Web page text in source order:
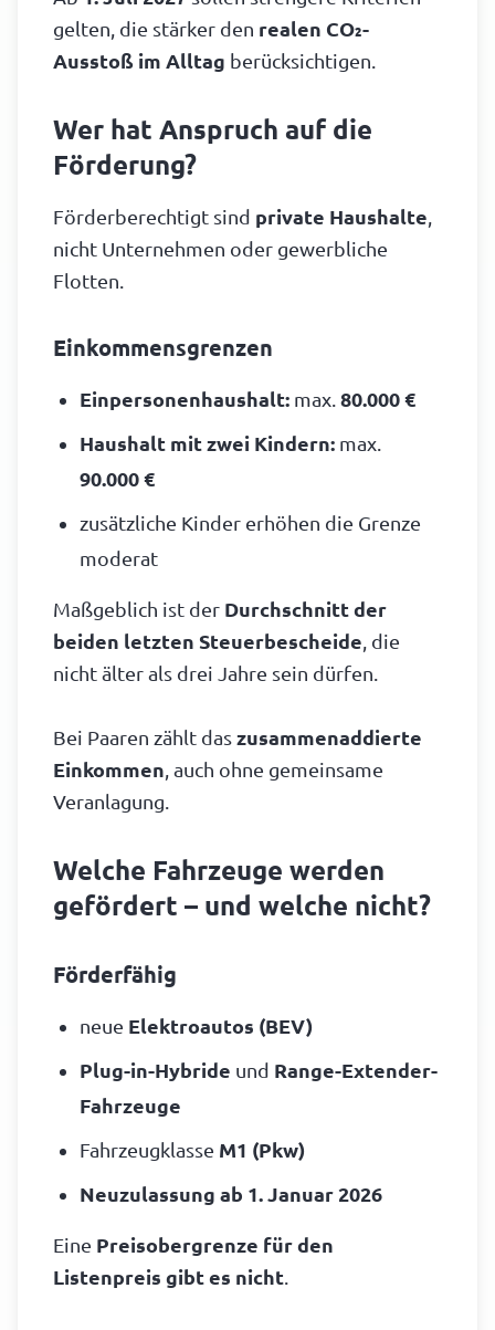
gelten, die stärker den realen CO₂-
Ausstoß im Alltag berücksichtigen.
Wer hat Anspruch auf die
Förderung?
Förderberechtigt sind private Haushalte,
nicht Unternehmen oder gewerbliche
Flotten.
Einkommensgrenzen
Einpersonenhaushalt: max. 80.000 €
Haushalt mit zwei Kindern: max.
90.000 €
zusätzliche Kinder erhöhen die Grenze
moderat
Maßgeblich ist der Durchschnitt der
beiden letzten Steuerbescheide, die
nicht älter als drei Jahre sein dürfen.
Bei Paaren zählt das zusammenaddierte
Einkommen, auch ohne gemeinsame
Veranlagung.
Welche Fahrzeuge werden
gefördert – und welche nicht?
Förderfähig
neue Elektroautos (BEV)
Plug-in-Hybride und Range-Extender-
Fahrzeuge
Fahrzeugklasse M1 (Pkw)
Neuzulassung ab 1. Januar 2026
Eine Preisobergrenze für den
Listenpreis gibt es nicht.